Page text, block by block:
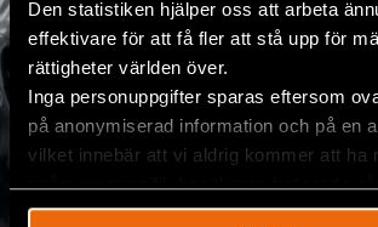
Den statistiken hjälper oss att arbeta
effektivare för att få fler att stå upp för
rättigheter världen över.
Inga personuppgifter sparas eftersom
på anonymiserad information och på en
vilket innebär att vi aldrig kommer att ha
spåra en specifik besökares beteende